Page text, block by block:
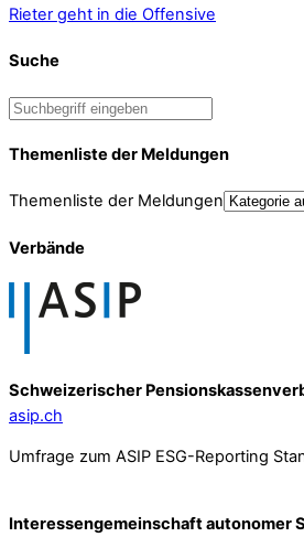
Rieter geht in die Offensive
Suche
Themenliste der Meldungen
Themenliste der Meldungen
Verbände
Schweizerischer
asip.ch
Umfrage zum ASIP ESG-Reporting
Interessengemeinschaft autonomer